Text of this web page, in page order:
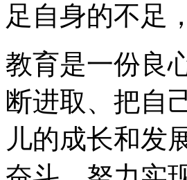
足自身的不足
教育是一份良
断进取、把自
儿的成长和发